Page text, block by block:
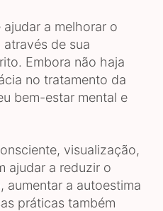
a melhorar o
de sua
Embora não haja
no tratamento da
bem-estar mental e
visualização,
ajudar a reduzir o
aumentar a autoestima
práticas também